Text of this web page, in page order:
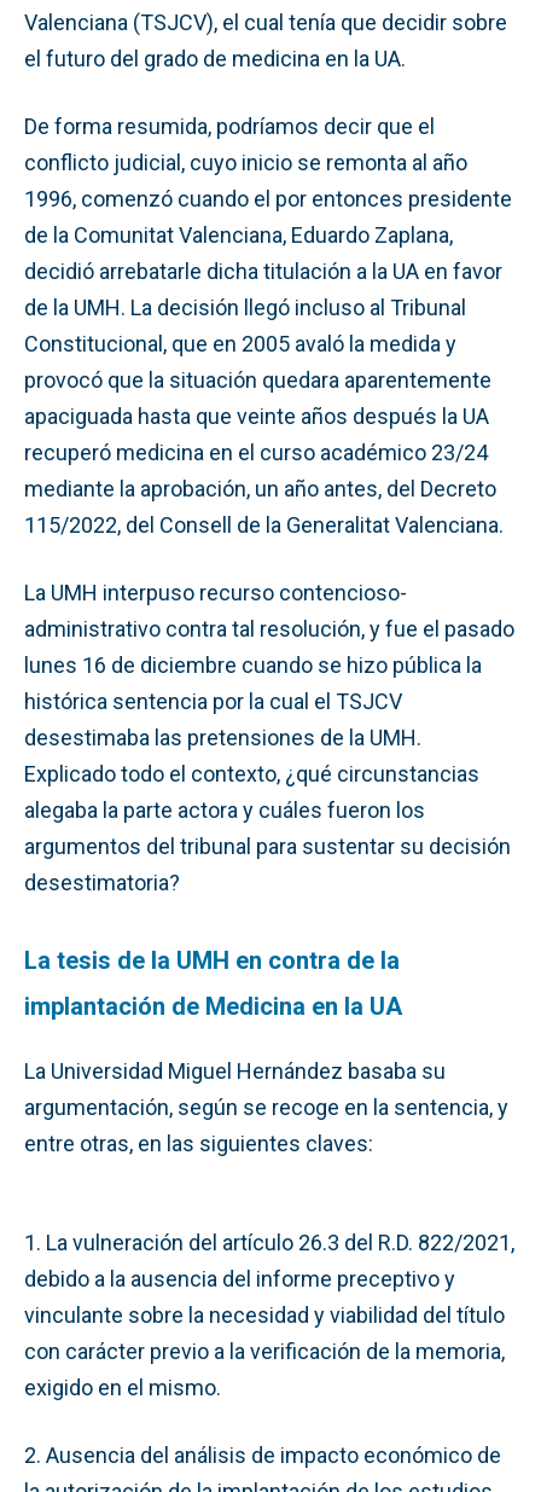
Valenciana (TSJCV), el cual tenía que decidir sobre
el futuro del grado de medicina en la UA.
De forma resumida, podríamos decir que el
conflicto judicial, cuyo inicio se remonta al año
1996, comenzó cuando el por entonces presidente
de la Comunitat Valenciana, Eduardo Zaplana,
decidió arrebatarle dicha titulación a la UA en favor
de la UMH. La decisión llegó incluso al Tribunal
Constitucional, que en 2005 avaló la medida y
provocó que la situación quedara aparentemente
apaciguada hasta que veinte años después la UA
recuperó medicina en el curso académico 23/24
mediante la aprobación, un año antes, del Decreto
115/2022, del Consell de la Generalitat Valenciana.
La UMH interpuso recurso contencioso-
administrativo contra tal resolución, y fue el pasado
lunes 16 de diciembre cuando se hizo pública la
histórica sentencia por la cual el TSJCV
desestimaba las pretensiones de la UMH.
Explicado todo el contexto, ¿qué circunstancias
alegaba la parte actora y cuáles fueron los
argumentos del tribunal para sustentar su decisión
desestimatoria?
La tesis de la UMH en contra de la
implantación de Medicina en la UA
La Universidad Miguel Hernández basaba su
argumentación, según se recoge en la sentencia, y
entre otras, en las siguientes claves:
1. La vulneración del artículo 26.3 del R.D. 822/2021,
debido a la ausencia del informe preceptivo y
vinculante sobre la necesidad y viabilidad del título
con carácter previo a la verificación de la memoria,
exigido en el mismo.
2. Ausencia del análisis de impacto económico de